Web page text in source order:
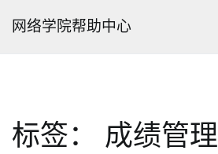
网络学院帮助中心
标签： 成绩管理